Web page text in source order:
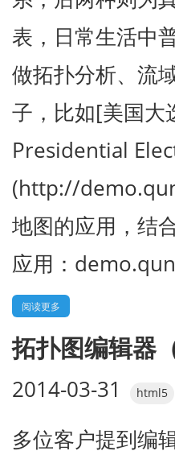
表，日常生活中
做拓扑分析、流
子，比如[美国
Presidential
(http://
地图的应用，结
应用：
阅读更多
拓扑图编辑器
2014-03-31 html5
多位客户提到编